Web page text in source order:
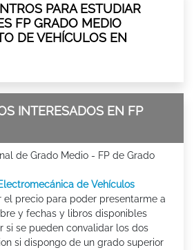
PARA ESTUDIAR
FP GRADO MEDIO
DE VEHÍCULOS EN
INTERESADOS EN FP
de Grado Medio - FP de Grado
de Vehículos
el precio para poder presentarme a
y fechas y libros disponibles
si se pueden convalidar los dos
si dispongo de un grado superior